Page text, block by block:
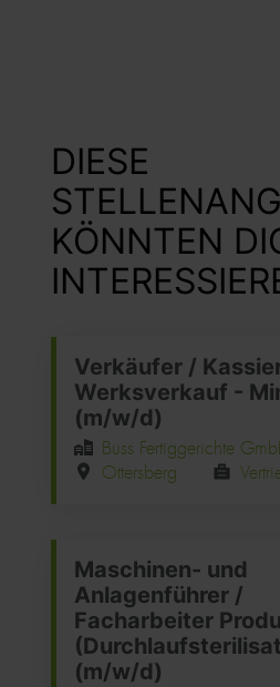
DIESE
KÖNNTEN
Verkäufer /
Werksverkauf -
(m/w/d)
Buss Fertiggerichte
Ottersberg
Maschinen- und
Anlagenführer /
Facharbeiter
(m/w/d)